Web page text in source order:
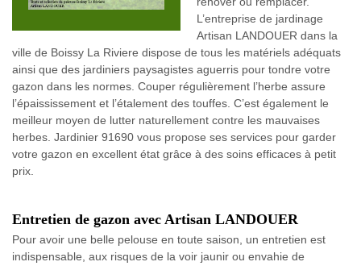
L’entreprise de jardinage
Artisan LANDOUER dans la
ville de Boissy La Riviere dispose de tous les matériels adéquats
ainsi que des jardiniers paysagistes aguerris pour tondre votre
gazon dans les normes. Couper régulièrement l’herbe assure
l’épaississement et l’étalement des touffes. C’est également le
meilleur moyen de lutter naturellement contre les mauvaises
herbes. Jardinier 91690 vous propose ses services pour garder
votre gazon en excellent état grâce à des soins efficaces à petit
prix.
Entretien de gazon avec Artisan LANDOUER
Pour avoir une belle pelouse en toute saison, un entretien est
indispensable, aux risques de la voir jaunir ou envahie de